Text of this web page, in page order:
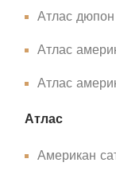
Атлас
Атлас
Атлас
Атлас
Американ